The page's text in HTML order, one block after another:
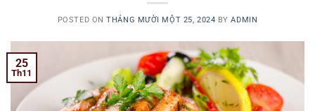
POSTED ONTHÁNG MƯỜI MỘT 25, 2024 BYADMIN
25
Th11